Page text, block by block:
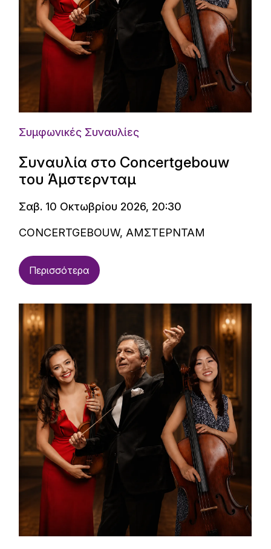
Συμφωνικές Συναυλίες
Συναυλία στο Concertgebouw
του Άμστερνταμ
Σαβ. 10 Οκτωβρίου 2026, 20:30
CONCERTGEBOUW, ΑΜΣΤΕΡΝΤΑΜ
Περισσότερα